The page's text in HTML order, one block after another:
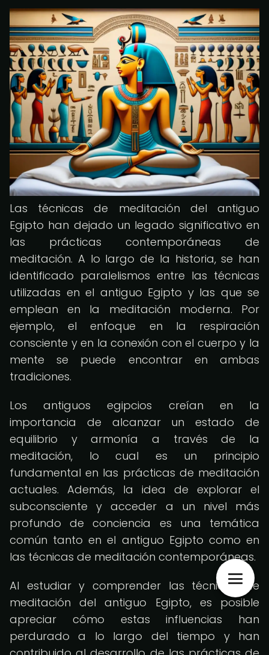
Las técnicas de meditación del antiguo
Egipto han dejado un legado significativo en
las prácticas contemporáneas de
meditación. A lo largo de la historia, se han
identificado paralelismos entre las técnicas
utilizadas en el antiguo Egipto y las que se
emplean en la meditación moderna. Por
ejemplo, el enfoque en la respiración
consciente y en la conexión con el cuerpo y la
mente se puede encontrar en ambas
tradiciones.
Los antiguos egipcios creían en la
importancia de alcanzar un estado de
equilibrio y armonía a través de la
meditación, lo cual es un principio
fundamental en las prácticas de meditación
actuales. Además, la idea de explorar el
subconsciente y acceder a un nivel más
profundo de conciencia es una temática
común tanto en el antiguo Egipto como en
las técnicas de meditación contemporáneas.
Al estudiar y comprender las técnicas de
meditación del antiguo Egipto, es posible
apreciar cómo estas influencias han
perdurado a lo largo del tiempo y han